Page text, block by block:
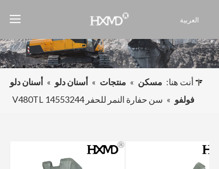
العربية
Français
Pусский
Español
أنت هنا: مسكن » منتجات » أسنان دلو » أسنان دلو
فولفو » سن حفارة النمر للحفر V480TL 14553244